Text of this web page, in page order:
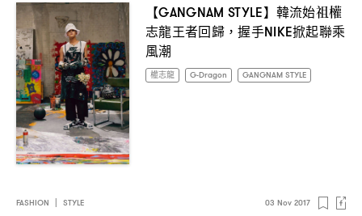
【GANGNAM STYLE】韓流始祖權
志龍王者回歸，握手NIKE掀起聯乘
風潮
權志龍 G-Dragon GANGNAM STYLE
FASHION | STYLE 03 Nov 2017